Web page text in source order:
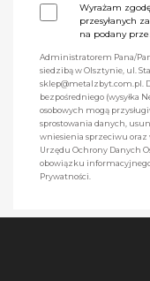
Wyrażam
przesyłanych
na podany
Administratorem Pana/
siedzibą w Olsztynie, ul.
sklep@metalzbyt.com.pl.
bezpośredniego (wysyłka
osobowych mogą
sprostowania danych,
wniesienia sprzeciwu oraz
Urzędu Ochrony Danych
obowiązku
Prywatności.